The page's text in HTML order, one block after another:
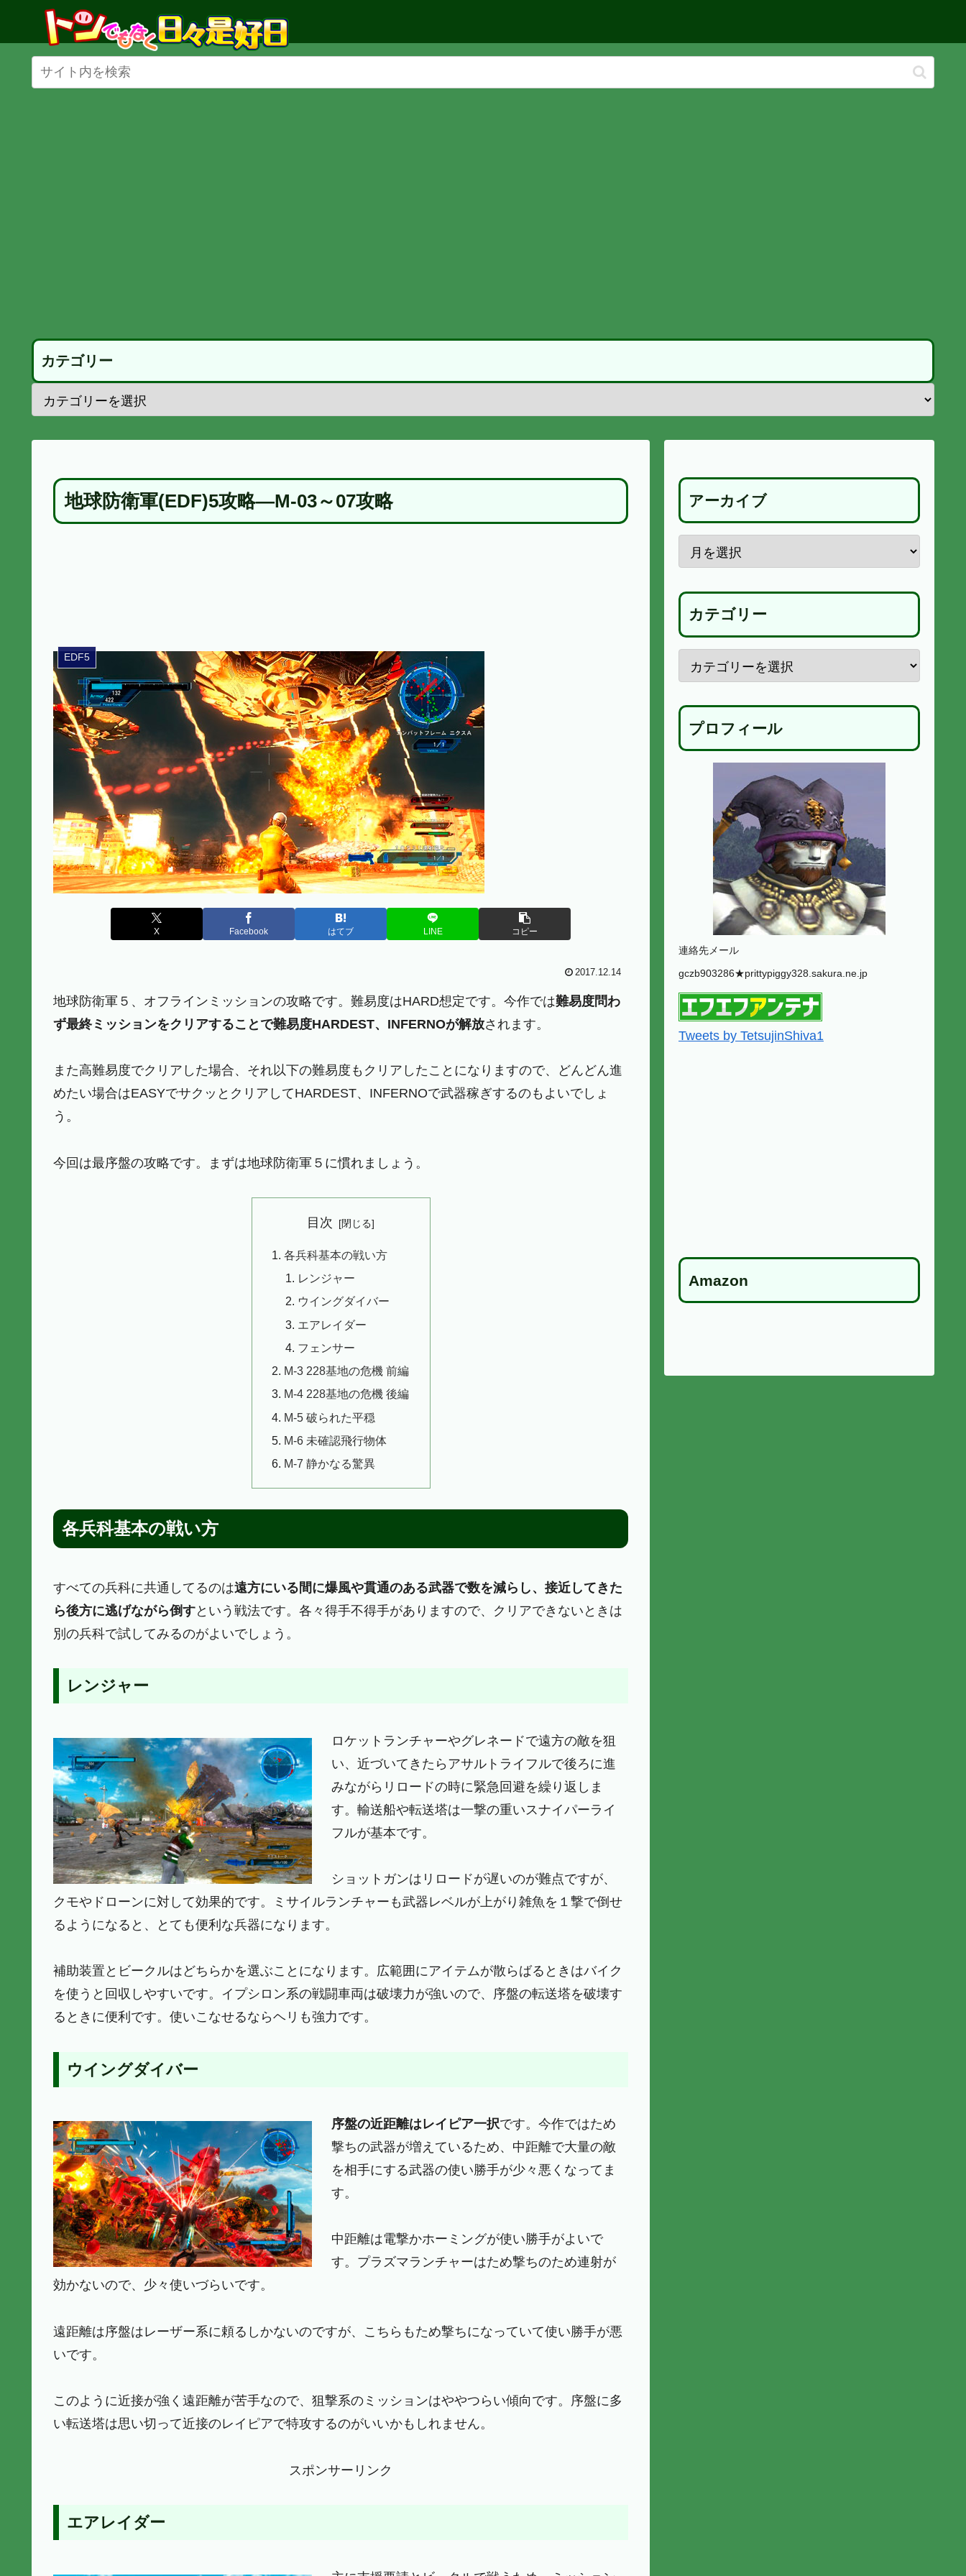
カテゴリー
地球防衛軍(EDF)5攻略―M-03～07攻略
EDF5
X Facebook はてブ LINE コピー
2017.12.14
地球防衛軍５、オフラインミッションの攻略です。難易度はHARD想定です。今作では難易度問わ
ず最終ミッションをクリアすることで難易度HARDEST、INFERNOが解放されます。
また高難易度でクリアした場合、それ以下の難易度もクリアしたことになりますので、どんどん進
めたい場合はEASYでサクッとクリアしてHARDEST、INFERNOで武器稼ぎするのもよいでしょ
う。
今回は最序盤の攻略です。まずは地球防衛軍５に慣れましょう。
目次
各兵科基本の戦い方
レンジャー
ウイングダイバー
エアレイダー
フェンサー
M-3 228基地の危機 前編
M-4 228基地の危機 後編
M-5 破られた平穏
M-6 未確認飛行物体
M-7 静かなる驚異
各兵科基本の戦い方
すべての兵科に共通してるのは遠方にいる間に爆風や貫通のある武器で数を減らし、接近してきた
ら後方に逃げながら倒すという戦法です。各々得手不得手がありますので、クリアできないときは
別の兵科で試してみるのがよいでしょう。
レンジャー
ロケットランチャーやグレネードで遠方の敵を狙
い、近づいてきたらアサルトライフルで後ろに進
みながらリロードの時に緊急回避を繰り返しま
す。輸送船や転送塔は一撃の重いスナイパーライ
フルが基本です。
ショットガンはリロードが遅いのが難点ですが、
クモやドローンに対して効果的です。ミサイルランチャーも武器レベルが上がり雑魚を１撃で倒せ
るようになると、とても便利な兵器になります。
補助装置とビークルはどちらかを選ぶことになります。広範囲にアイテムが散らばるときはバイク
を使うと回収しやすいです。イプシロン系の戦闘車両は破壊力が強いので、序盤の転送塔を破壊す
るときに便利です。使いこなせるならヘリも強力です。
ウイングダイバー
序盤の近距離はレイピア一択です。今作ではため
撃ちの武器が増えているため、中距離で大量の敵
を相手にする武器の使い勝手が少々悪くなってま
す。
中距離は電撃かホーミングが使い勝手がよいで
す。プラズマランチャーはため撃ちのため連射が
効かないので、少々使いづらいです。
遠距離は序盤はレーザー系に頼るしかないのですが、こちらもため撃ちになっていて使い勝手が悪
いです。
このように近接が強く遠距離が苦手なので、狙撃系のミッションはややつらい傾向です。序盤に多
い転送塔は思い切って近接のレイピアで特攻するのがいいかもしれません。
スポンサーリンク
エアレイダー
アーカイブ
カテゴリー
プロフィール
連絡先メール
gczb903286★prittypiggy328.sakura.ne.jp
Tweets by TetsujinShiva1
Amazon